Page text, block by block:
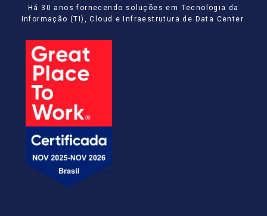
Há 30 anos fornecendo soluções em Tecnologia da
Informação (TI), Cloud e Infraestrutura de Data Center.